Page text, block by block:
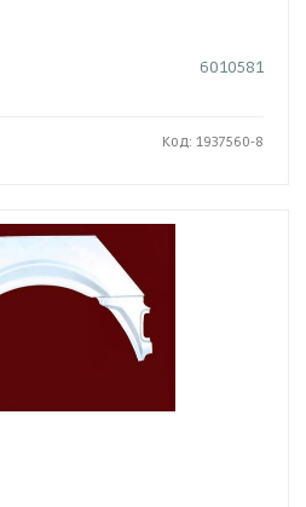
6010581
Код: 1937560-8